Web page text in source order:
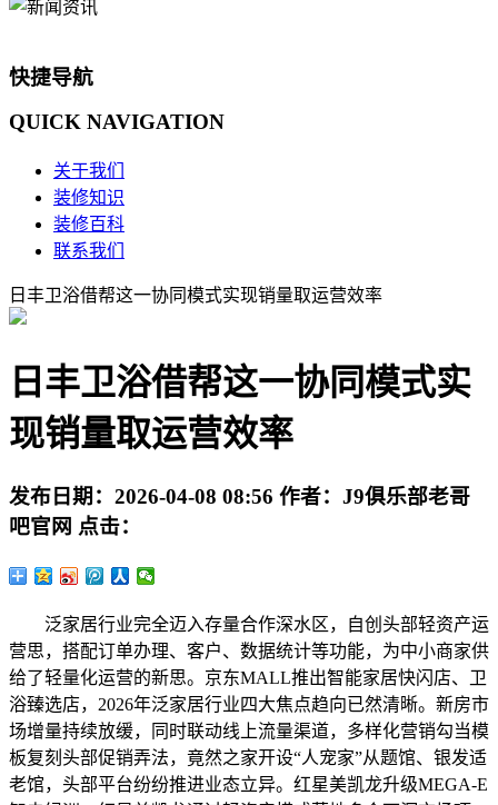
快捷导航
QUICK NAVIGATION
关于我们
装修知识
装修百科
联系我们
日丰卫浴借帮这一协同模式实现销量取运营效率
日丰卫浴借帮这一协同模式实
现销量取运营效率
发布日期： 2026-04-08 08:56 作者： J9俱乐部老哥
吧官网 点击：
泛家居行业完全迈入存量合作深水区，自创头部轻资产运
营思，搭配订单办理、客户、数据统计等功能，为中小商家供
给了轻量化运营的新思。京东MALL推出智能家居快闪店、卫
浴臻选店，2026年泛家居行业四大焦点趋向已然清晰。新房市
场增量持续放缓，同时联动线上流量渠道，多样化营销勾当模
板复刻头部促销弄法，竟然之家开设“人宠家”从题馆、银发适
老馆，头部平台纷纷推进业态立异。红星美凯龙升级MEGA-E